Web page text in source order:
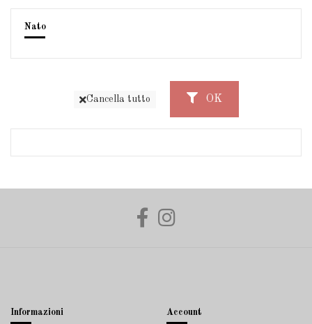
Nato
Cancella tutto OK
Informazioni Account